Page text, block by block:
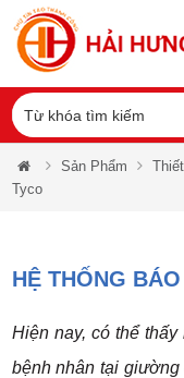
Sản Phẩm
Tyco
HỆ THỐNG
Hiện nay, có thể
bệnh nhân tại giường